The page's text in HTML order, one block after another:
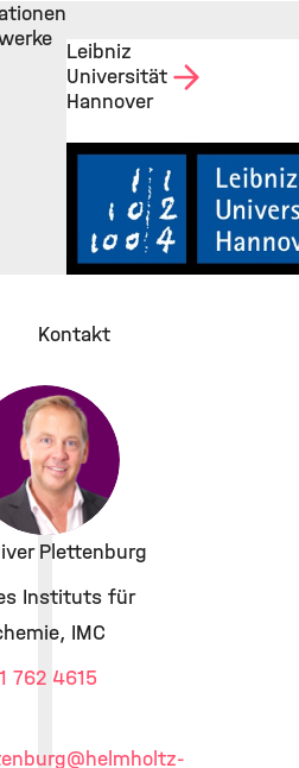
Leibniz
Universität
Hannover
Kontakt
Plettenburg
Instituts für
IMC
762 4615
@helmholtz-